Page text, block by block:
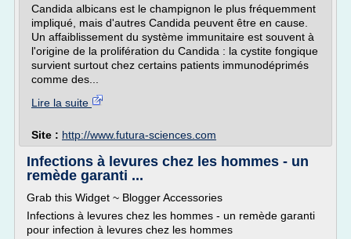
Candida albicans est le champignon le plus fréquemment
impliqué, mais d'autres Candida peuvent être en cause.
Un affaiblissement du système immunitaire est souvent à
l'origine de la prolifération du Candida : la cystite fongique
survient surtout chez certains patients immunodéprimés
comme des...
Lire la suite
Site : http://www.futura-sciences.com
Infections à levures chez les hommes - un
remède garanti ...
Grab this Widget ~ Blogger Accessories
Infections à levures chez les hommes - un remède garanti
pour infection à levures chez les hommes